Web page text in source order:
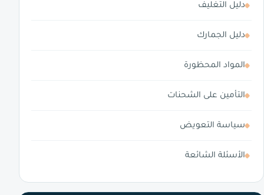
دليل التغليف
دليل الجمارك
المواد المحظورة
التأمين على الشحنات
سياسة التعويض
الأسئلة الشائعة